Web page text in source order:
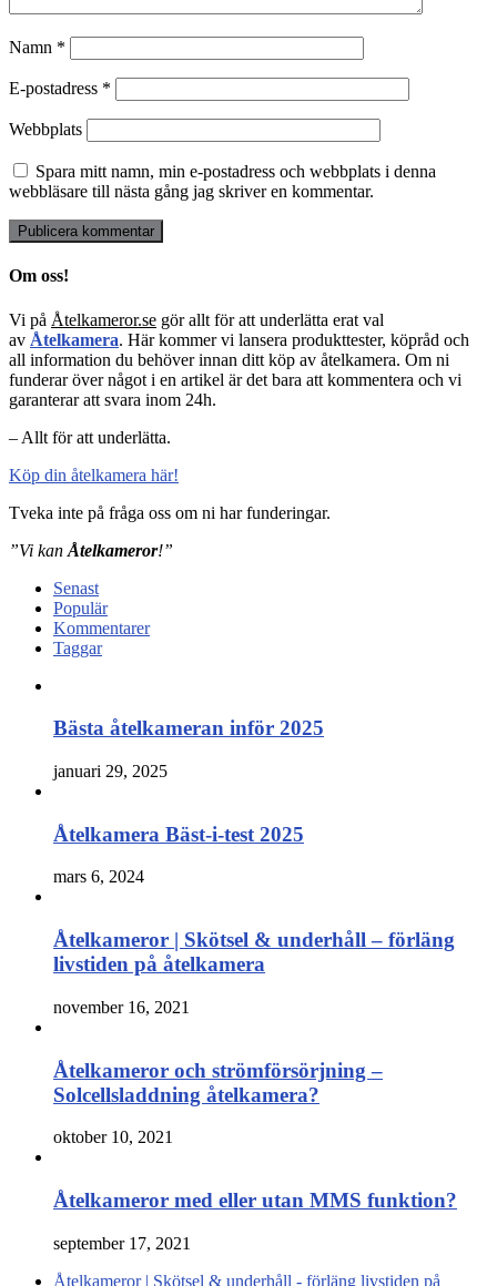
Namn *
E-postadress *
Webbplats
Spara mitt namn, min e-postadress och webbplats i denna
webbläsare till nästa gång jag skriver en kommentar.
Om oss!
Vi på Åtelkameror.se gör allt för att underlätta erat val
av Åtelkamera. Här kommer vi lansera produkttester, köpråd och
all information du behöver innan ditt köp av åtelkamera. Om ni
funderar över något i en artikel är det bara att kommentera och vi
garanterar att svara inom 24h.
– Allt för att underlätta.
Köp din åtelkamera här!
Tveka inte på fråga oss om ni har funderingar.
”Vi kan Åtelkameror!”
Senast
Populär
Kommentarer
Taggar
Bästa åtelkameran inför 2025
januari 29, 2025
Åtelkamera Bäst-i-test 2025
mars 6, 2024
Åtelkameror | Skötsel & underhåll – förläng
livstiden på åtelkamera
november 16, 2021
Åtelkameror och strömförsörjning –
Solcellsladdning åtelkamera?
oktober 10, 2021
Åtelkameror med eller utan MMS funktion?
september 17, 2021
Åtelkameror | Skötsel & underhåll - förläng livstiden på